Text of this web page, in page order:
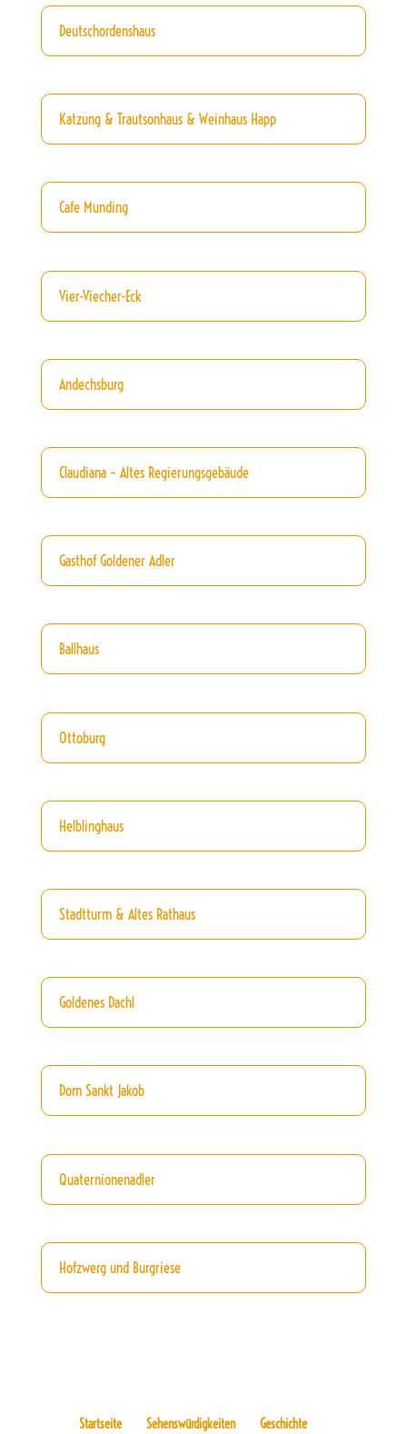
Deutschordenshaus
Katzung & Trautsonhaus & Weinhaus Happ
Cafe Munding
Vier-Viecher-Eck
Andechsburg
Claudiana – Altes Regierungsgebäude
Gasthof Goldener Adler
Ballhaus
Ottoburg
Helblinghaus
Stadtturm & Altes Rathaus
Goldenes Dachl
Dom Sankt Jakob
Quaternionenadler
Hofzwerg und Burgriese
Startseite Sehenswürdigkeiten Geschichte